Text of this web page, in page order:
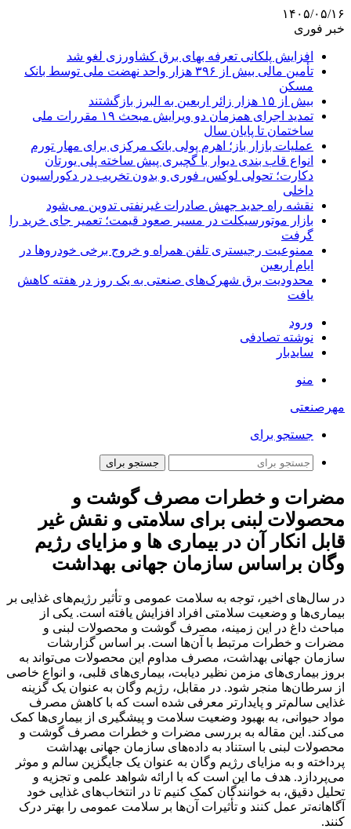
۱۴۰۵/۰۵/۱۶
خبر فوری
افزایش پلکانی تعرفه بهای برق کشاورزی لغو شد
تأمین مالی بیش از ۳۹۶ هزار واحد نهضت ملی توسط بانک
مسکن
بیش از ۱۵ هزار زائر اربعین به البرز بازگشتند
تمدید اجرای همزمان دو ویرایش مبحث ۱۹ مقررات ملی
ساختمان تا پایان سال
عملیات بازار باز؛ اهرم پولی بانک مرکزی برای مهار تورم
انواع قاب بندی دیوار با گچبری پیش ساخته پلی یورتان
دکارت؛ تحولی لوکس، فوری و بدون تخریب در دکوراسیون
داخلی
نقشه راه جدید جهش صادرات غیرنفتی تدوین می‌شود
بازار موتورسیکلت در مسیر صعود قیمت؛ تعمیر جای خرید را
گرفت
ممنوعیت رجیستری تلفن همراه و خروج برخی خودروها در
ایام اربعین
محدودیت برق شهرک‌های صنعتی به یک روز در هفته کاهش
یافت
ورود
نوشته تصادفی
سایدبار
منو
مهرصنعتی
جستجو برای
جستجو برای
مضرات و خطرات مصرف گوشت و
محصولات لبنی برای سلامتی و نقش غیر
قابل انکار آن در بیماری ها و مزایای رژیم
وگان براساس سازمان جهانی بهداشت
در سال‌های اخیر، توجه به سلامت عمومی و تأثیر رژیم‌های غذایی بر
بیماری‌ها و وضعیت سلامتی افراد افزایش یافته است. یکی از
مباحث داغ در این زمینه، مصرف گوشت و محصولات لبنی و
مضرات و خطرات مرتبط با آن‌ها است. بر اساس گزارشات
سازمان جهانی بهداشت، مصرف مداوم این محصولات می‌تواند به
بروز بیماری‌های مزمن نظیر دیابت، بیماری‌های قلبی، و انواع خاصی
از سرطان‌ها منجر شود. در مقابل، رژیم وگان به عنوان یک گزینه
غذایی سالم‌تر و پایدارتر معرفی شده است که با کاهش مصرف
مواد حیوانی، به بهبود وضعیت سلامت و پیشگیری از بیماری‌ها کمک
می‌کند. این مقاله به بررسی مضرات و خطرات مصرف گوشت و
محصولات لبنی با استناد به داده‌های سازمان جهانی بهداشت
پرداخته و به مزایای رژیم وگان به عنوان یک جایگزین سالم و موثر
می‌پردازد. هدف ما این است که با ارائه شواهد علمی و تجزیه و
تحلیل دقیق، به خوانندگان کمک کنیم تا در انتخاب‌های غذایی خود
آگاهانه‌تر عمل کنند و تأثیرات آن‌ها بر سلامت عمومی را بهتر درک
کنند.